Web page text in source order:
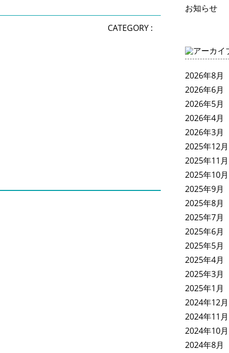
CATEGORY :
お知らせ
2026年8月
2026年6月
2026年5月
2026年4月
2026年3月
2025年12月
2025年11月
2025年10月
2025年9月
2025年8月
2025年7月
2025年6月
2025年5月
2025年4月
2025年3月
2025年1月
2024年12月
2024年11月
2024年10月
2024年8月